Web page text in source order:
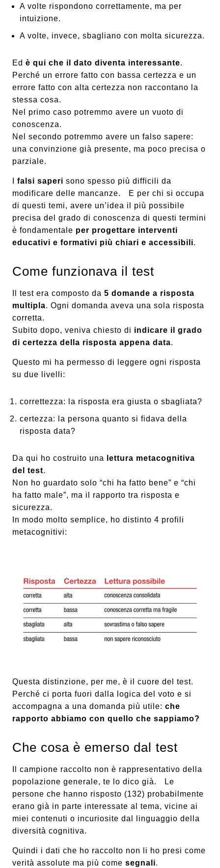
A volte rispondono correttamente, ma per
intuizione.
A volte, invece, sbagliano con molta sicurezza.
Ed è qui che il dato diventa interessante.
Perché un errore fatto con bassa certezza e un
errore fatto con alta certezza non raccontano la
stessa cosa.
Nel primo caso potremmo avere un vuoto di
conoscenza.
Nel secondo potremmo avere un falso sapere:
una convinzione già presente, ma poco precisa o
parziale.
falsi saperi sono spesso più difficili da
modificare delle mancanze. E per chi si occupa
di questi temi, avere un’idea il più possibile
precisa del grado di conoscenza di questi termini
è fondamentale per progettare interventi
educativi e formativi più chiari e accessibili.
Come funzionava il test
Il test era composto da 5 domande a risposta
multipla. Ogni domanda aveva una sola risposta
corretta.
Subito dopo, veniva chiesto di indicare il grado
di certezza della risposta appena data.
Questo mi ha permesso di leggere ogni risposta
su due livelli:
correttezza: la risposta era giusta o sbagliata?
certezza: la persona quanto si fidava della
risposta data?
Da qui ho costruito una
lettura metacognitiva
del test.
Non ho guardato solo “chi ha fatto bene” e “chi
ha fatto male”, ma il rapporto tra risposta e
sicurezza.
In modo molto semplice, ho distinto 4 profili
metacognitivi:
Questa distinzione, per me, è il cuore del test.
Perché ci porta fuori dalla logica del voto e si
accompagna a una domanda più utile: che
rapporto abbiamo con quello che sappiamo?
Che cosa è emerso dal test
Il campione raccolto non è rappresentativo della
popolazione generale, te lo dico già. Le
persone che hanno risposto (132) probabilmente
erano già in parte interessate al tema, vicine ai
miei contenuti o incuriosite dal linguaggio della
diversità cognitiva.
Quindi i dati che ho raccolto non li ho presi come
verità assolute ma più come segnali.